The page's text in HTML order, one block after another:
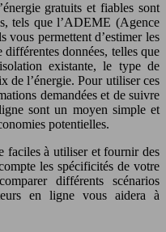
gratuits et fiables sont
tels que l’ADEME (Agence
vous permettent d’estimer les
données, telles que
existante, le type de
de l’énergie. Pour utiliser ces
demandées et de suivre
sont un moyen simple et
potentielles.
faciles à utiliser et fournir des
les spécificités de votre
différents scénarios
en ligne vous aidera à